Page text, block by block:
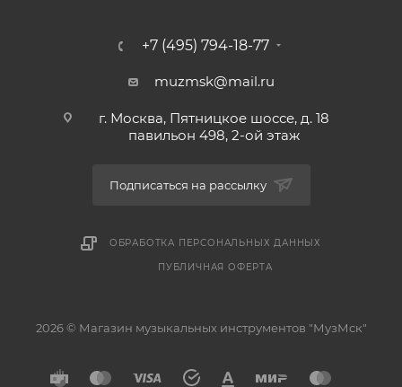
+7 (495) 794-18-77
muzmsk@mail.ru
г. Москва, Пятницкое шоссе, д. 18
павильон 498, 2-ой этаж
Подписаться на рассылку
ОБРАБОТКА ПЕРСОНАЛЬНЫХ ДАННЫХ
ПУБЛИЧНАЯ ОФЕРТА
2026 © Магазин музыкальных инструментов "МузМск"